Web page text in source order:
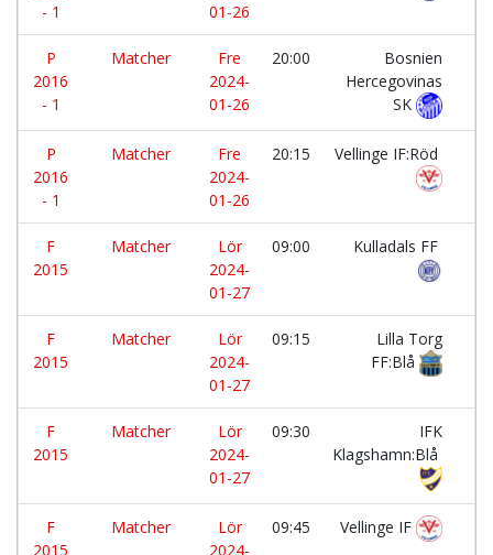
- 1
01-26
P
2016
- 1
Matcher
Fre
2024-
01-26
20:00
Bosnien
Hercegovinas
SK
P
2016
- 1
Matcher
Fre
2024-
01-26
20:15 Vellinge IF:Röd
F
2015
Matcher
Lör
2024-
01-27
09:00 Kulladals FF
F
2015
Matcher
Lör
2024-
01-27
09:15
Lilla Torg
FF:Blå
F
2015
Matcher
Lör
2024-
01-27
09:30
IFK
Klagshamn:Blå
F
2015
Matcher
Lör
2024-
09:45 Vellinge IF